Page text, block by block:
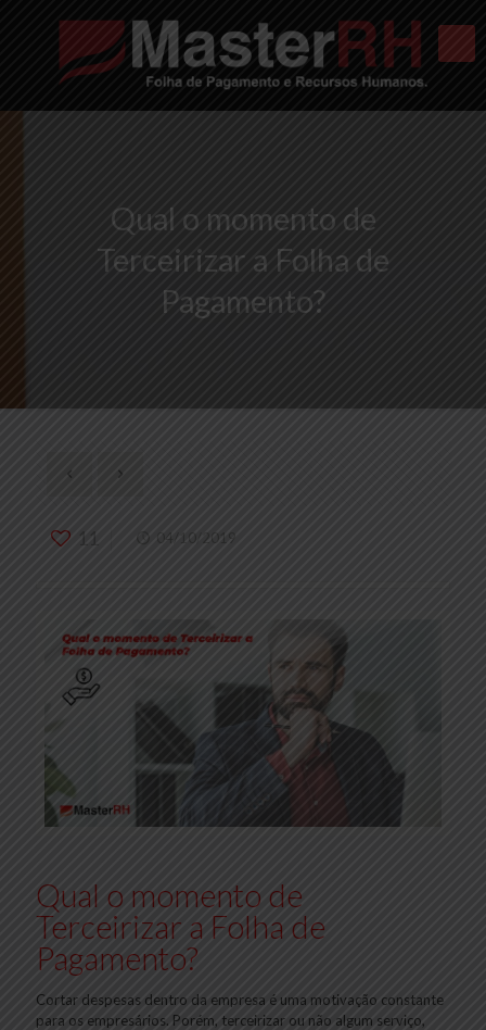
Qual o momento de
Terceirizar a Folha de
Pagamento?
11 04/10/2019
Qual o momento de
Terceirizar a Folha de
Pagamento?
Cortar despesas dentro da empresa é uma motivação constante
para os empresários. Porém, terceirizar ou não algum serviço,